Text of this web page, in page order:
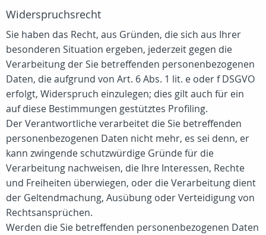
Widerspruchsrecht
Sie haben das Recht, aus Gründen, die sich aus Ihrer
besonderen Situation ergeben, jederzeit gegen die
Verarbeitung der Sie betreffenden personenbezogenen
Daten, die aufgrund von Art. 6 Abs. 1 lit. e oder f DSGVO
erfolgt, Widerspruch einzulegen; dies gilt auch für ein
auf diese Bestimmungen gestütztes Profiling.
Der Verantwortliche verarbeitet die Sie betreffenden
personenbezogenen Daten nicht mehr, es sei denn, er
kann zwingende schutzwürdige Gründe für die
Verarbeitung nachweisen, die Ihre Interessen, Rechte
und Freiheiten überwiegen, oder die Verarbeitung dient
der Geltendmachung, Ausübung oder Verteidigung von
Rechtsansprüchen.
Werden die Sie betreffenden personenbezogenen Daten